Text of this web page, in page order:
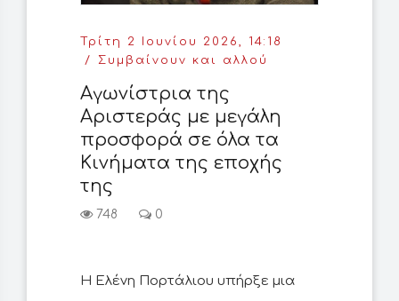
Τρίτη 2 Ιουνίου 2026, 14:18
Συμβαίνουν και αλλού
Αγωνίστρια της
Αριστεράς με μεγάλη
προσφορά σε όλα τα
Κινήματα της εποχής
της
748 0
Η Ελένη Πορτάλιου υπήρξε μια